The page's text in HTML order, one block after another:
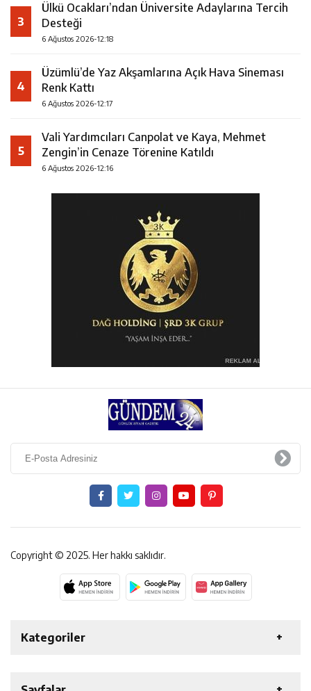
3
Ülkü Ocakları’ndan Üniversite Adaylarına Tercih
Desteği
6 Ağustos 2026-12:18
4
Üzümlü’de Yaz Akşamlarına Açık Hava Sineması
Renk Kattı
6 Ağustos 2026-12:17
5
Vali Yardımcıları Canpolat ve Kaya, Mehmet
Zengin’in Cenaze Törenine Katıldı
6 Ağustos 2026-12:16
Copyright © 2025. Her hakkı saklıdır.
Kategoriler
EKONOMİ